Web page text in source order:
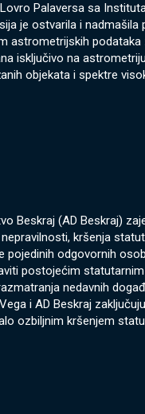
Palaversa sa
je ostvarila i nadmašila
astrometrijskih podataka
isključivo na
objekata i spektre
Beskraj (AD Beskraj)
kršenja
odgovornih
postojećim
nedavnih
i AD Beskraj
ozbiljnim kršenjem